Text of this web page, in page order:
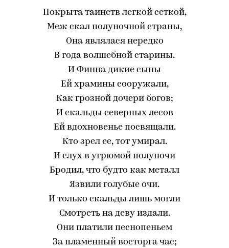
Покрыта таинств легкой сеткой,
Меж скал полуночной страны,
Она являлася нередко
В года волшебной старины.
И Финна дикие сыны
Ей храмины сооружали,
Как грозной дочери богов;
И скальды северных лесов
Ей вдохновенье посвящали.
Кто зрел ее, тот умирал.
И слух в угрюмой полуночи
Бродил, что будто как металл
Язвили голубые очи.
И только скальды лишь могли
Смотреть на деву издали.
Они платили песнопеньем
За пламенный восторга час;